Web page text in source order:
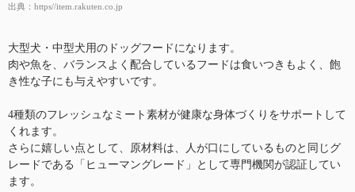
出典： https//item.rakuten.co.jp
大型犬・中型犬用のドッグフードになります。
肉や魚を、バランスよく配合しているフードは食いつきもよく、飽
き性な子にも与えやすいです。
4種類のフレッシュなミート素材が健康な身体づくりをサポートして
くれます。
さらに嬉しい点として、原材料は、人が口にしているものと同じグ
レードである「ヒューマングレード」として専門機関が認証してい
ます。